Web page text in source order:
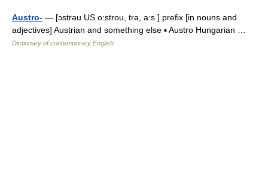
Austro- — [ɔstrəu US o:strou, trə, a:s ] prefix [in nouns and
adjectives] Austrian and something else ▪ Austro Hungarian …
Dictionary of contemporary English